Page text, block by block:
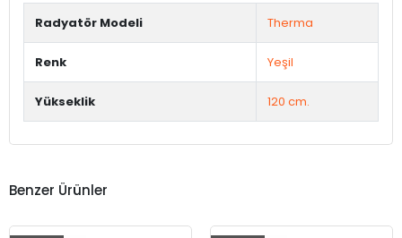
Radyatör Modeli Therma
Renk Yeşil
Yükseklik 120 cm.
Benzer Ürünler